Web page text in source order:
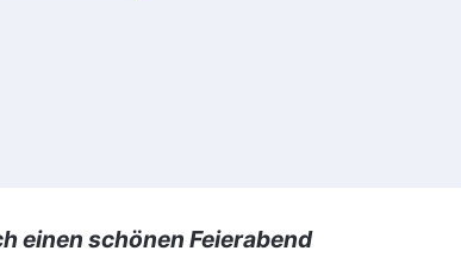
einen schönen Feierabend